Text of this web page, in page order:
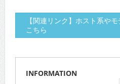
【関連リンク】ホスト系や
こちら
INFORMATION